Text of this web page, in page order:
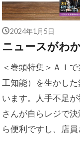
2024年1月5日
ニュースがわ
＜巻頭特集＞ＡＩ
工知能）を生かし
います。人手不足
さんが自らレジで
ら便利ですし、店